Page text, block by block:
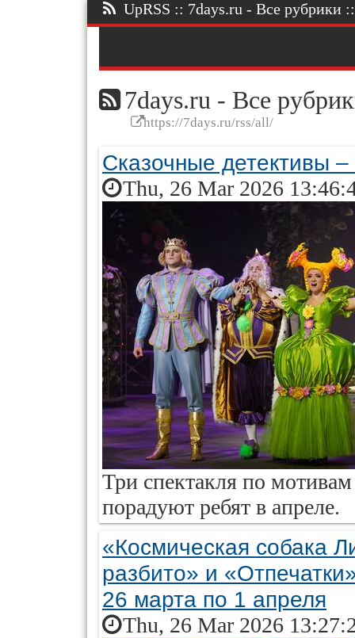
UpRSS :: 7days.ru - Все рубрики
7days.ru - Все
https://7days.ru/rss/all/
Сказочные детективы
Thu, 26 Mar 2026
Три спектакля по
порадуют ребят в апреле.
«Космическая собака
разбито» и
26 марта по 1 апреля
Thu, 26 Mar 2026